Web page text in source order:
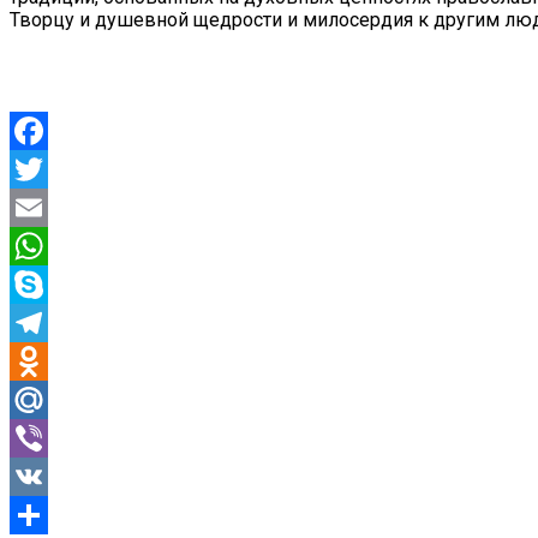
Творцу и душевной щедрости и милосердия к другим
Facebook
Twitter
Email
WhatsApp
Skype
Telegram
Odnoklassniki
Mail.Ru
Viber
VK